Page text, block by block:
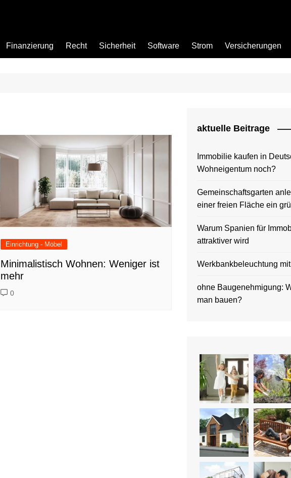
Finanzierung Recht Sicherheit Software Strom Versicherungen
Einrichtung - Möbel
Minimalistisch Wohnen: Weniger ist
mehr
0
aktuelle Beitrage
Immobilie kaufen in
Wohneigentum noch?
Gemeinschaftsgarten
einer freien Fläche ein
Warum Spanien für
attraktiver wird
Werkbankbeleuchtung
ohne Baugenehmigung:
man bauen?